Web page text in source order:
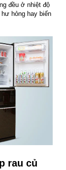
đều ở nhiệt độ
hỏng hay biến
rau củ